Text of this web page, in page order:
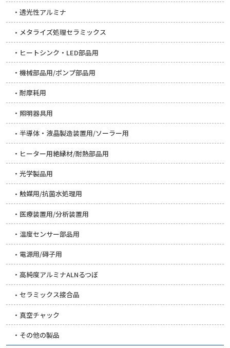
透光性アルミナ
メタライズ処理セラミックス
ヒートシンク・LED部品用
機械部品用/ポンプ部品用
耐摩耗用
照明器具用
半導体・液晶製造装置用/ソーラー用
ヒーター用絶縁材/耐熱部品用
光学製品用
触媒用/抗菌水処理用
医療装置用/分析装置用
温度センサー部品用
電源用/碍子用
高純度アルミナALNるつぼ
セラミックス接合品
真空チャック
その他の製品